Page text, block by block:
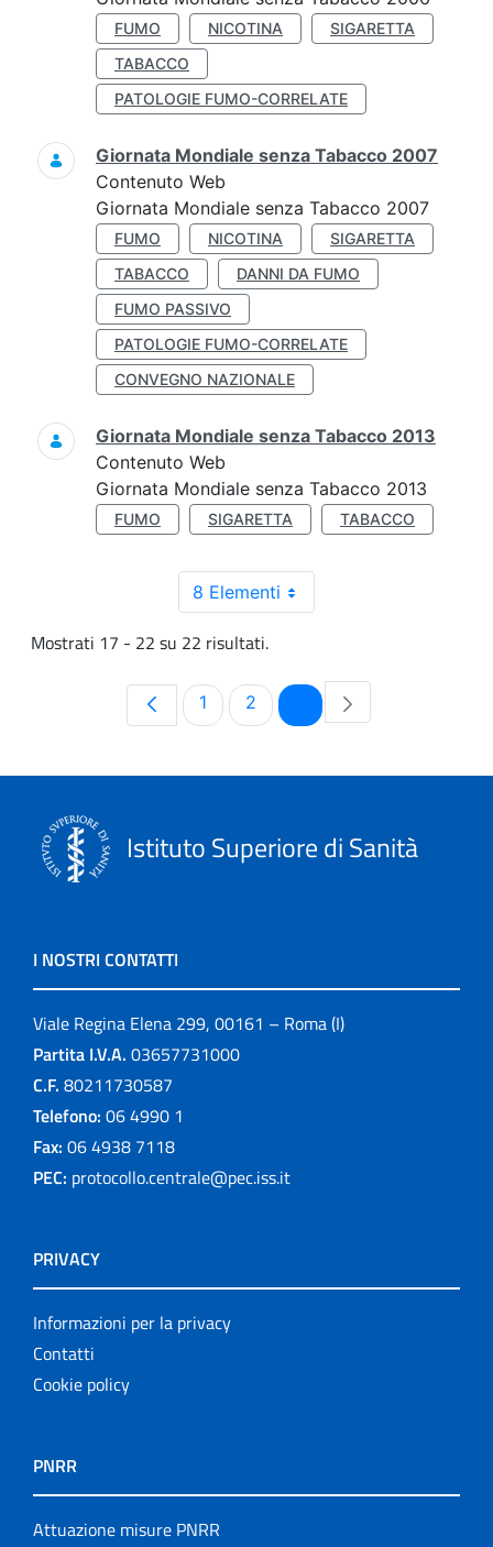
FUMO NICOTINA
SIGARETTA
TABACCO
PATOLOGIE FUMO-CORRELATE
Giornata Mondiale senza Tabacco 2007
Contenuto Web
Giornata Mondiale senza Tabacco 2007
FUMO NICOTINA
SIGARETTA
TABACCO
DANNI DA FUMO
FUMO PASSIVO
PATOLOGIE FUMO-CORRELATE
CONVEGNO NAZIONALE
Giornata Mondiale senza Tabacco 2013
Contenuto Web
Giornata Mondiale senza Tabacco 2013
FUMO SIGARETTA TABACCO
8 Elementi
Mostrati 17 - 22 su 22 risultati.
Pagina
1 Pagina
2 Pagina
Istituto Superiore di Sanità
I NOSTRI CONTATTI
Viale Regina Elena 299, 00161 – Roma (I)
Partita I.V.A. 03657731000
C.F. 80211730587
Telefono: 06 4990 1
Fax: 06 4938 7118
PEC: protocollo.centrale@pec.iss.it
PRIVACY
Informazioni per la privacy
Contatti
Cookie policy
PNRR
Attuazione misure PNRR